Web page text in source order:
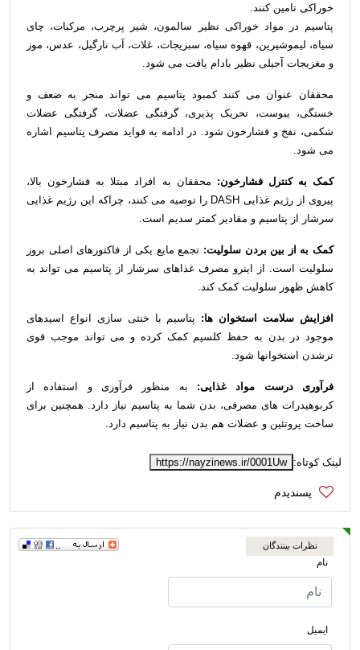
خوراکی تامین کنند.
پتاسیم در مواد خوراکی نظیر سالمون، شیر پرچرب، مرکبات، چای
سیاه، لیموشیرین، قهوه سیاه، سبزیجات، غلات، آب نارگیل، عدس، موز
و مغزیجات آجیلی نظیر بادام یافت می شود.
محققان عنوان می کنند کمبود پتاسیم می تواند منجر به ضعف و
خستگی، یبوست، تحریک پذیری، گرفتگی عضلات، گرفتگی عضلات
شکمی، نفخ و فشارخون شود. در ادامه به فواید مصرف پتاسیم اشاره
می شود.
کمک به کنترل فشارخون: محققان به افراد مبتلا به فشارخون بالا،
پیروی از رژیم غذایی DASH را توصیه می کنند، چراکه این رژیم غذایی
سرشار از پتاسیم و مقادیر کمتر سدیم است.
کمک به از بین بردن سلولیت: تجمع مایع یکی از فاکتورهای اصلی بروز
سلولیت است. از اینرو مصرف غذاهای سرشار از پتاسیم می تواند به
کاهش ظهور سلولیت کمک کند.
افزایش سلامت استخوان ها: پتاسیم با خنثی سازی انواع اسیدهای
موجود در بدن به حفظ کلسیم کمک کرده و می تواند موجب قوی
ترشدن استخوانها شود.
فرآوری درست مواد غذایی: به منظور فرآوری و استفاده از
کربوهیدرات های مصرفی، بدن شما به پتاسیم نیاز دارد. همچنین برای
ساخت پروتئین و عضلات هم بدن نیاز به پتاسیم دارد.
لینک کوتاه: https://nayzinews.ir/0001Uw
نظرات بینندگان
نام
ایمیل